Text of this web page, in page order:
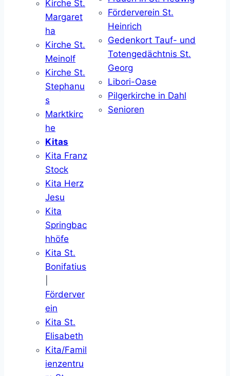
Kirche St.
Margaret
ha
Kirche St.
Meinolf
Kirche St.
Stephanu
s
Marktkirc
he
Kitas
Kita Franz
Stock
Kita Herz
Jesu
Kita
Springbac
hhöfe
Kita St.
Bonifatius
Förderver
ein
Kita St.
Elisabeth
Kita/Famil
ienzentru
Förderverein St.
Heinrich
Gedenkort Tauf- und
Totengedächtnis St.
Georg
Libori-Oase
Pilgerkirche in Dahl
Senioren